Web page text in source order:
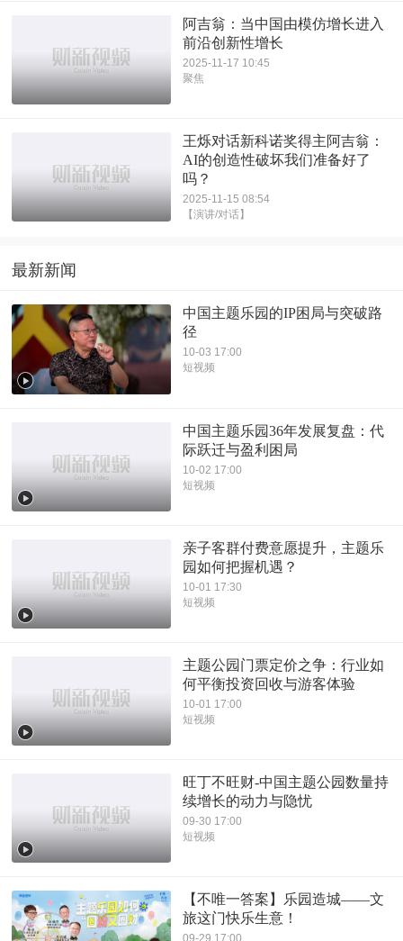
阿吉翁：当中国由模仿增长进入
前沿创新性增长
2025-11-17 10:45
聚焦
王烁对话新科诺奖得主阿吉翁：
AI的创造性破坏我们准备好了
吗？
2025-11-15 08:54
【演讲/对话】
最新新闻
中国主题乐园的IP困局与突破路
径
10-03 17:00
短视频
中国主题乐园36年发展复盘：代
际跃迁与盈利困局
10-02 17:00
短视频
亲子客群付费意愿提升，主题乐
园如何把握机遇？
10-01 17:30
短视频
主题公园门票定价之争：行业如
何平衡投资回收与游客体验
10-01 17:00
短视频
旺丁不旺财-中国主题公园数量持
续增长的动力与隐忧
09-30 17:00
短视频
【不唯一答案】乐园造城——文
旅这门快乐生意！
09-29 17:00